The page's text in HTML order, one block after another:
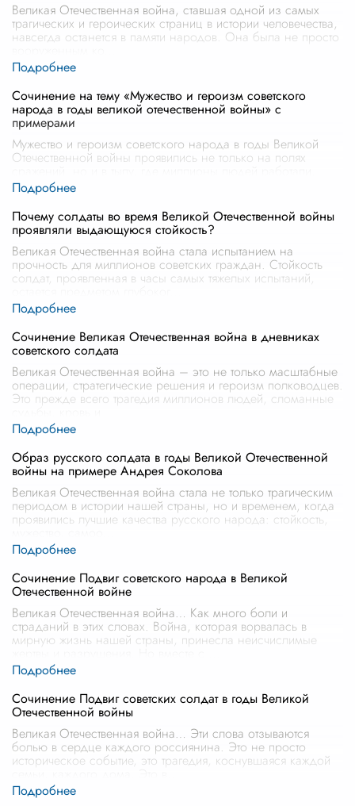
Великая Отечественная война, ставшая одной из самых
трагических и героических страниц в истории человечества,
навсегда останется в памяти народов. Она была не просто
Сочинение на тему «Мужество и героизм советского
народа в годы великой отечественной войны» с
примерами
Мужество и героизм советского народа в годы Великой
Отечественной войны проявились не только на полях
чтобы обеспечить фронт все
Почему солдаты во время Великой Отечественной войны
проявляли выдающуюся стойкость?
Великая Отечественная война стала испытанием на
прочность для миллионов советских граждан. Стойкость
солдат, проявленная в часы самых тяжелых испытаний,
Сочинение Великая Отечественная война в дневниках
советского солдата
Великая Отечественная война – это не только масштабные
операции, стратегические решения и героизм полководцев.
Это прежде всего трагедия миллионов людей, сломанные
Образ русского солдата в годы Великой Отечественной
войны на примере Андрея Соколова
Великая Отечественная война стала не только трагическим
периодом в истории нашей страны, но и временем, когда
проявились лучшие качества русского народа: стойкость,
Сочинение Подвиг советского народа в Великой
Отечественной войне
Великая Отечественная война… Как много боли и
страданий в этих словах. Война, которая ворвалась в
мирную жизнь нашей страны, принесла неисчислимые
Сочинение Подвиг советских солдат в годы Великой
Отечественной войны
Великая Отечественная война… Эти слова отзываются
болью в сердце каждого россиянина. Это не просто
историческое событие, это трагедия, коснувшаяся каждой